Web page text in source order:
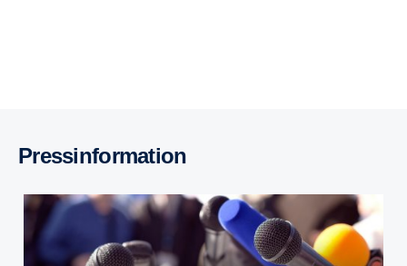
Press­in­for­ma­tion